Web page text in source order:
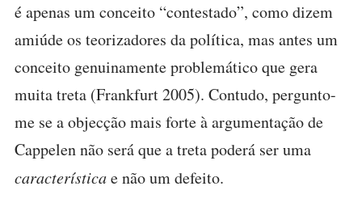
é apenas um conceito “contestado”, como dizem
amiúde os teorizadores da política, mas antes um
conceito genuinamente problemático que gera
muita treta (Frankfurt 2005). Contudo, pergunto-
me se a objecção mais forte à argumentação de
Cappelen não será que a treta poderá ser uma
característicae não um defeito.